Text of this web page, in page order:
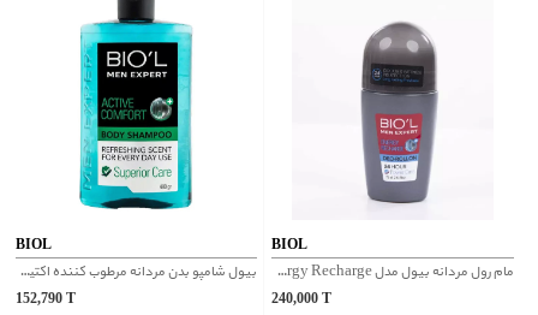
BIOL
بیول شامپو بدن مردانه مرطوب کننده اکتیو کامفورت
152,790
BIOL
مام رول مردانه بیول مدل Energy Recharge
240,000